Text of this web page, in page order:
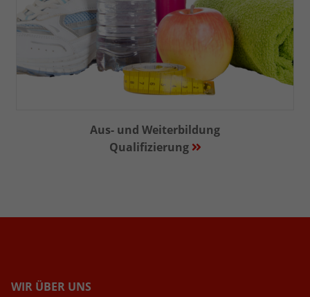
Aus- und Weiterbildung
Qualifizierung
WIR ÜBER UNS